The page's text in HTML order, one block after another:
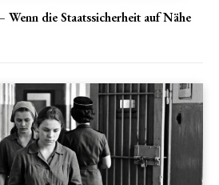
die Staatssicherheit auf Nähe